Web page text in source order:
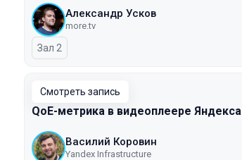
Александр Усков
more.tv
Зал 2
Смотреть запись
QoE-метрика в видеоплеере Яндекса
Василий Коровин
Yandex Infrastructure